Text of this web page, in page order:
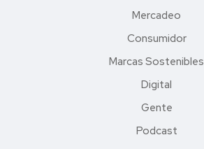
Mercadeo
Consumidor
Marcas Sostenibles
Digital
Gente
Podcast